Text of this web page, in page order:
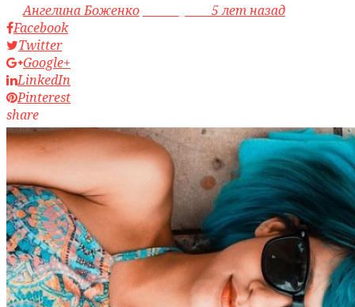
byАнгелина Боженко
5 лет назад
Facebook
Twitter
Google+
LinkedIn
Pinterest
share